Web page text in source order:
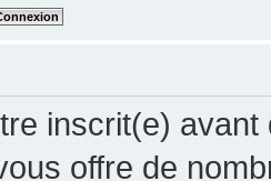
inscrit(e) avant
offre de